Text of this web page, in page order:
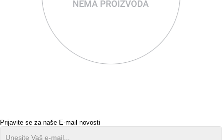
Prijavite se za naše E-mail novosti